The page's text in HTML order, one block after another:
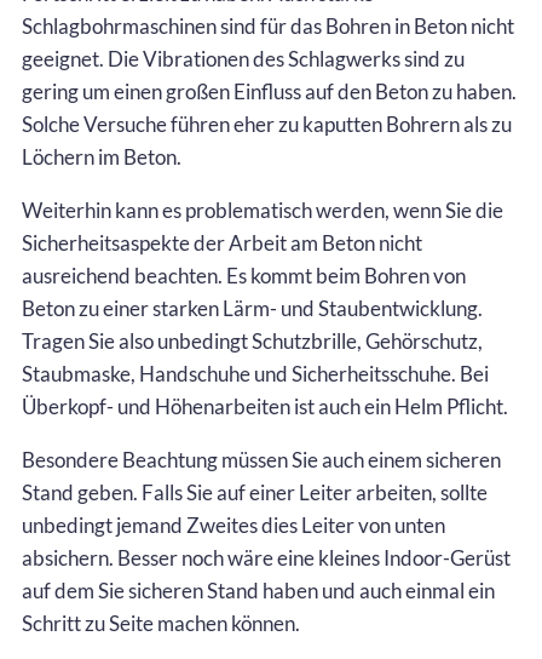
Schlagbohrmaschinen sind für das Bohren in Beton nicht
geeignet. Die Vibrationen des Schlagwerks sind zu
gering um einen großen Einfluss auf den Beton zu haben.
Solche Versuche führen eher zu kaputten Bohrern als zu
Löchern im Beton.
Weiterhin kann es problematisch werden, wenn Sie die
Sicherheitsaspekte der Arbeit am Beton nicht
ausreichend beachten. Es kommt beim Bohren von
Beton zu einer starken Lärm- und Staubentwicklung.
Tragen Sie also unbedingt Schutzbrille, Gehörschutz,
Staubmaske, Handschuhe und Sicherheitsschuhe. Bei
Überkopf- und Höhenarbeiten ist auch ein Helm Pflicht.
Besondere Beachtung müssen Sie auch einem sicheren
Stand geben. Falls Sie auf einer Leiter arbeiten, sollte
unbedingt jemand Zweites dies Leiter von unten
absichern. Besser noch wäre eine kleines Indoor-Gerüst
auf dem Sie sicheren Stand haben und auch einmal ein
Schritt zu Seite machen können.